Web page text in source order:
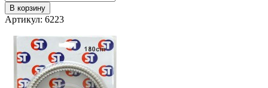
В корзину
Артикул: 6223